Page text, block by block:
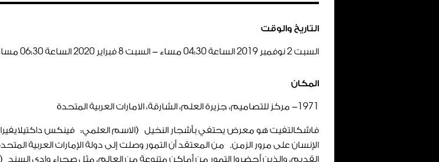
التاريخ والوقت
السبت2نوفمبر 2019الساعة 04:30 مساء - السبت8فبراير 2020الساعة 06:30
المكان
1971 - مركز للتصاميم، جزيرة العلم، الشارقة، الامارات العربية المتحدة
فاشكالتفيت هو معرض يحتفي بأشجار النخيل (الاسم العلمي: فينكس داكتيلايفيرا)
الإنسان على مرور الزمن. من المعتقد أن التمور وصلت إلى دولة الإمارات العربية
القديم، والذين أحضروا التمور من أماكن متنوعة من العالم، مثل صحراء وادي السند